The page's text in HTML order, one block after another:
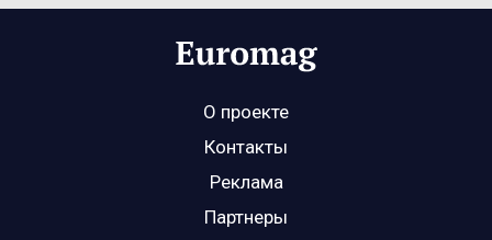
О проекте
Контакты
Реклама
Партнеры